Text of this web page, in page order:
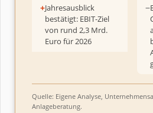
Jahresausblick
bestätigt: EBIT-Ziel
von rund 2,3 Mrd.
Euro für 2026
Quelle: Eigene Analyse,
Anlageberatung.